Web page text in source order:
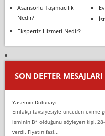
Asansörlü Taşımacılık
Nedir?
Ekspertiz Hizmeti Nedir?
SON DEFTER MESAJLARI
Yasemin Dolunay:
Emlakçı tavsiyesiyle önceden evime
isminin B* olduğunu söyleyen kişi,
verdi. Fiyatın fazl...